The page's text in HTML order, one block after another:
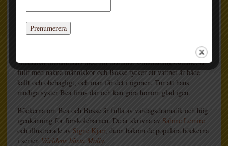
stora bassängen. Bea tvekar inte en sekund utan flyger i från
kanten. Men Bosse klamrar sig fast vid mamma. Vattnet är kallt
och han kan inte simma.
simhallen tillsammans med sin mamma. Omklädningsrummet är
fullt med nakna människor och Bosse tycker att vattnet är både
kallt och obehagligt, och man får det i ögonen. Tur att hans
modiga syster Bea finns där och kan göra honom glad igen.
Böckerna om Bea och Bosse är fulla av vardagsdramatik och hög
igenkänning för förskolebarnen. De är skrivna avSabine Lemire
och illustrerade av Signe Kjær, duon bakom de populära böckerna
i serien Världens bästa Molly.